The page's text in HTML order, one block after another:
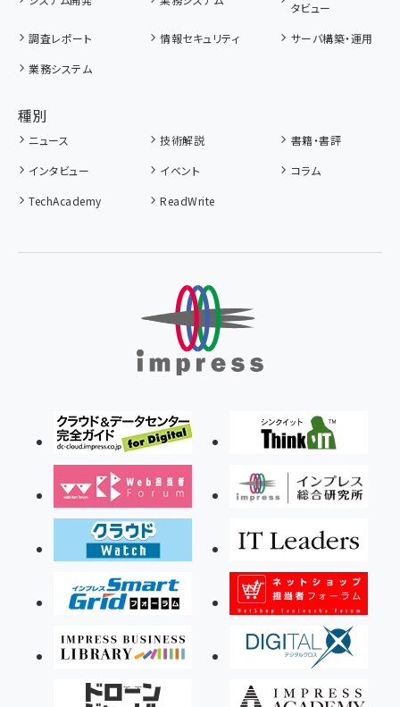
タビュー
調査レポート
情報セキュリティ
サーバ構築・運用
業務システム
種別
ニュース 技術解説
書籍・書評
インタビュー
イベント
コラム
TechAcademy
ReadWrite